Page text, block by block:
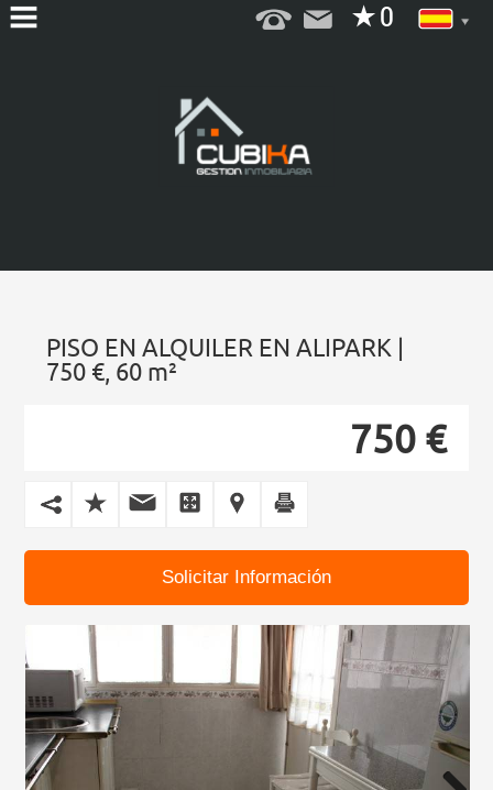
VENTA
ALQUILER
PISO EN ALQUILER EN ALIPARK |
750 €, 60 m²
750 €
Solicitar Información